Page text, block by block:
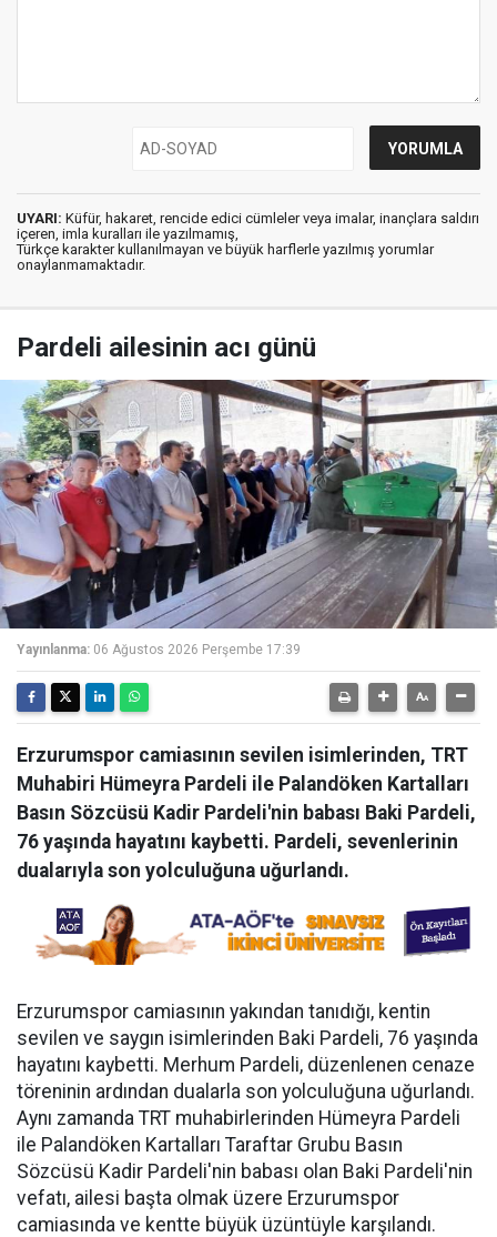
UYARI: Küfür, hakaret, rencide edici cümleler veya imalar, inançlara saldırı
içeren, imla kuralları ile yazılmamış,
Türkçe karakter kullanılmayan ve büyük harflerle yazılmış yorumlar
onaylanmamaktadır.
Pardeli ailesinin acı günü
Yayınlanma: 06 Ağustos 2026 Perşembe 17:39
Erzurumspor camiasının sevilen isimlerinden, TRT
Muhabiri Hümeyra Pardeli ile Palandöken Kartalları
Basın Sözcüsü Kadir Pardeli'nin babası Baki Pardeli,
76 yaşında hayatını kaybetti. Pardeli, sevenlerinin
dualarıyla son yolculuğuna uğurlandı.
Erzurumspor camiasının yakından tanıdığı, kentin
sevilen ve saygın isimlerinden Baki Pardeli, 76 yaşında
hayatını kaybetti. Merhum Pardeli, düzenlenen cenaze
töreninin ardından dualarla son yolculuğuna uğurlandı.
Aynı zamanda TRT muhabirlerinden Hümeyra Pardeli
ile Palandöken Kartalları Taraftar Grubu Basın
Sözcüsü Kadir Pardeli'nin babası olan Baki Pardeli'nin
vefatı, ailesi başta olmak üzere Erzurumspor
camiasında ve kentte büyük üzüntüyle karşılandı.